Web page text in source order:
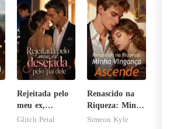
Rejeitada pelo
meu ex,
desejada pelo
Glitch Petal
Renascido na
Riqueza: Minha
Vingança
Simeon Kyle